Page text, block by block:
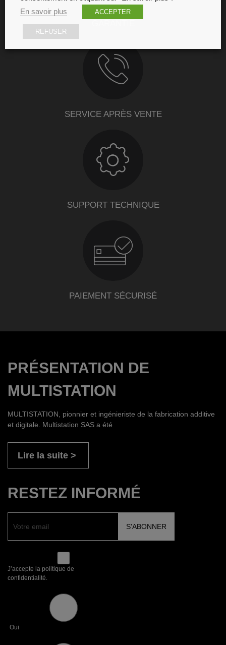
SERVICE APRÈS VENTE
SUPPORT TECHNIQUE
PAIEMENT SÉCURISÉ
PRÉSENTATION DE
MULTISTATION
MULTISTATION, pionnier et ingénieriste de la fabrication additive
et digitale. Multistation SAS a été
Lire la suite
RESTEZ INFORMÉ
J’accepte la politique de
confidentialité.
Oui
En savoir plus
ACCEPTER
REFUSER